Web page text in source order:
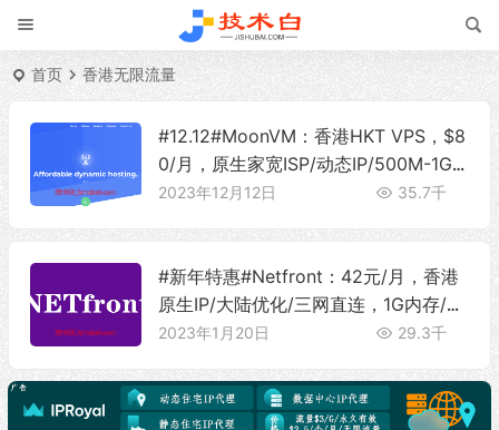
首页 香港无限流量
#12.12#MoonVM：香港HKT VPS，$8
0/月，原生家宽ISP/动态IP/500M-1Gb
ps带宽/无限流量/解锁流媒体
2023年12月12日 35.7千
#新年特惠#Netfront：42元/月，香港
原生IP/大陆优化/三网直连，1G内存/64
G硬盘/300Mbps带宽@500G流量
2023年1月20日 29.3千